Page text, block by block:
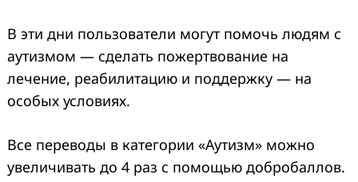
В эти дни пользователи могут помочь людям с
аутизмом — сделать пожертвование на
лечение, реабилитацию и поддержку — на
особых условиях.
Все переводы в категории «Аутизм» можно
увеличивать до 4 раз с помощью добробаллов.